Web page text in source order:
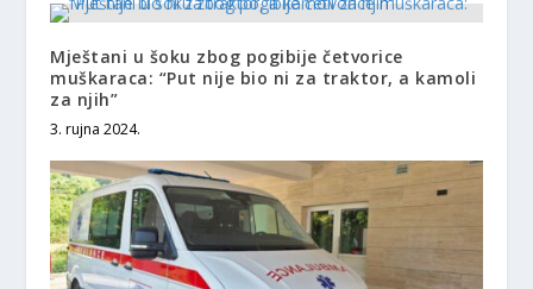
Mještani u šoku zbog pogibije četvorice
muškaraca: “Put nije bio ni za traktor, a kamoli
za njih”
3. rujna 2024.